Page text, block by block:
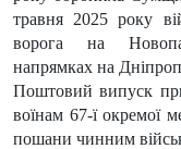
травня 2025 року
ворога на
напрямках на
Поштовий випуск
воїнам 67-ї окремої
пошани чинним